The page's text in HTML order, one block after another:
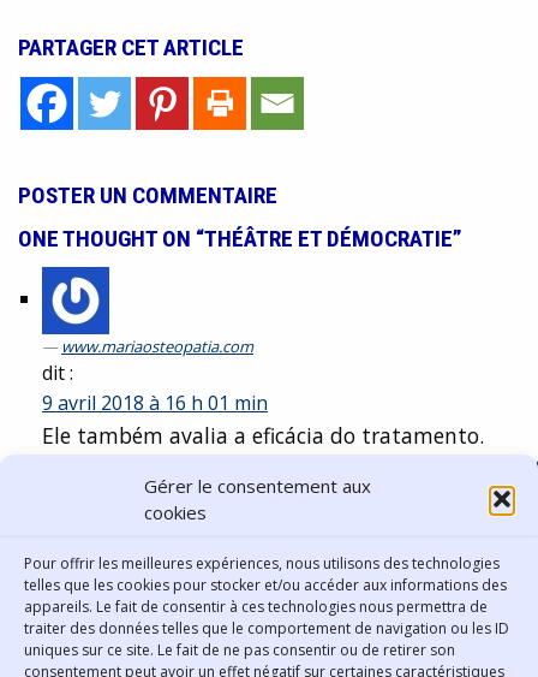
Gérer le consentement aux
cookies
Pour offrir les meilleures expériences, nous utilisons des technologies
telles que les cookies pour stocker et/ou accéder aux informations des
appareils. Le fait de consentir à ces technologies nous permettra de
traiter des données telles que le comportement de navigation ou les ID
uniques sur ce site. Le fait de ne pas consentir ou de retirer son
consentement peut avoir un effet négatif sur certaines caractéristiques
PARTAGER CET ARTICLE
POSTER UN COMMENTAIRE
ONE THOUGHT ON “THÉÂTRE ET DÉMOCRATIE”
www.mariaosteopatia.com
dit :
9 avril 2018 à 16 h 01 min
Ele também avalia a eficácia do tratamento.
http://www.mariaosteopatia.com/2016/10/27/
que-es-la-osteopatia/
Comments are closed.